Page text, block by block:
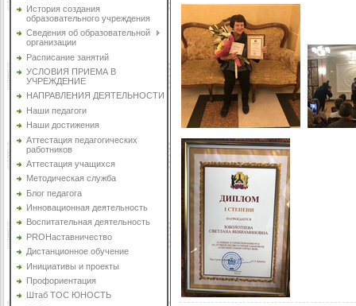
История создания
образовательного учреждения
Сведения об образовательной
организации
Расписание занятий
УСЛОВИЯ ПРИЕМА В
УЧРЕЖДЕНИЕ
НАПРАВЛЕНИЯ ДЕЯТЕЛЬНОСТИ
Наши педагоги
Наши достижения
Аттестация педагогических
работников
Аттестация учащихся
Методическая служба
Блог педагога
Инновационная деятельность
Воспитательная деятельность
PROНаставничество
Дистанционное обучение
Инициативы и проекты
Профориентация
Штаб ТОС ЮНОСТЬ